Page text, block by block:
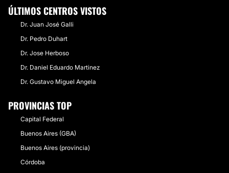
ÚLTIMOS CENTROS VISTOS
Dr. Juan José Galli
Dr. Pedro Duhart
Dr. Jose Herboso
Dr. Daniel Eduardo Martinez
Dr. Gustavo Miguel Angela
PROVINCIAS TOP
Capital Federal
Buenos Aires (GBA)
Buenos Aires (provincia)
Córdoba